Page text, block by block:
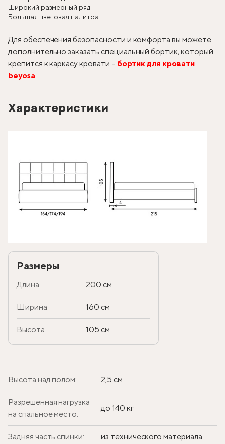
Широкий размерный ряд
Большая цветовая палитра
Для обеспечения безопасности и комфорта вы можете
дополнительно заказать специальный бортик, который
крепится к каркасу кровати – бортик для кровати
beyosa
Характеристики
Размеры
Длина 200 см
Ширина 160 см
Высота 105 см
Высота над полом: 2,5 см
Разрешенная нагрузка
на спальное место:
до 140 кг
Задняя часть спинки: из технического материала